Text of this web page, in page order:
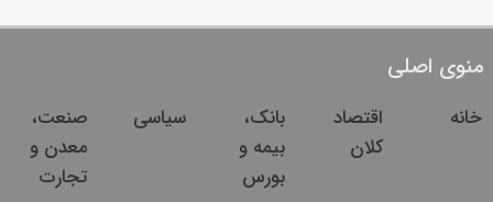
منوی اصلی
خانه
اقتصاد
کلان
بانک،
بیمه و
بورس
سیاسی
صنعت،
معدن و
تجارت